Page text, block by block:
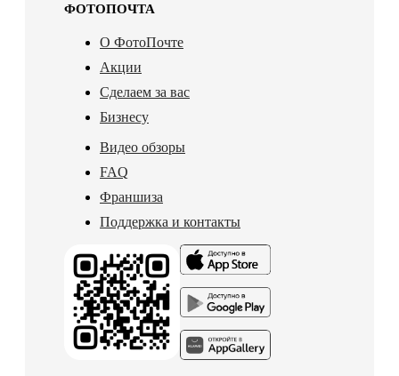
ФОТОПОЧТА
О ФотоПочте
Акции
Сделаем за вас
Бизнесу
Видео обзоры
FAQ
Франшиза
Поддержка и контакты